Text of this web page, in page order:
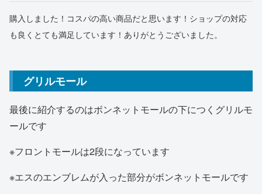
購入しました！コスパの高い商品だと思います！ショップの対応
も良くとても満足しています！ありがとうございました。
グリルモール
最後に紹介するのはボンネットモールの下につくグリルモ
ールです
※フロントモールは2段になっています
※エスのエンブレムが入った部分がボンネットモールです